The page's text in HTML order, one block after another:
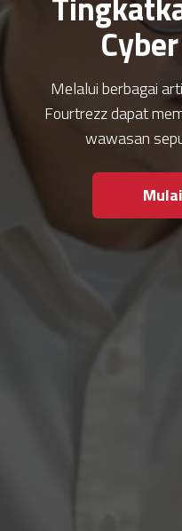
Melalui berbagai
Fourtrezz dapat
wawasan